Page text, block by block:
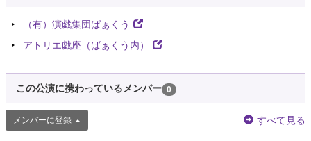
（有）演戯集団ばぁくう
アトリエ戯座（ばぁくう内）
この公演に携わっているメンバー 0
メンバーに登録 すべて見る